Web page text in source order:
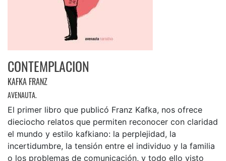
CONTEMPLACION
KAFKA FRANZ
AVENAUTA.
El primer libro que publicó Franz Kafka, nos ofrece
dieciocho relatos que permiten reconocer con claridad
el mundo y estilo kafkiano: la perplejidad, la
incertidumbre, la tensión entre el individuo y la familia
o los problemas de comunicación, y todo ello visto